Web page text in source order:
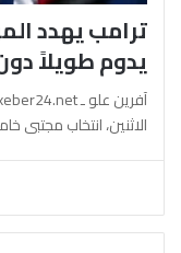
ترامب يهدد
يدوم طويلاً
الاثنين، انتخاب مجتبى